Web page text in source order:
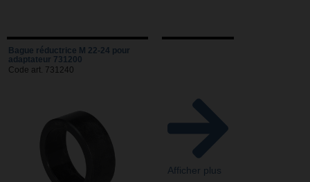
Bague réductrice M 22-24 pour
adaptateur 731200
Code art. 731240
Afficher plus